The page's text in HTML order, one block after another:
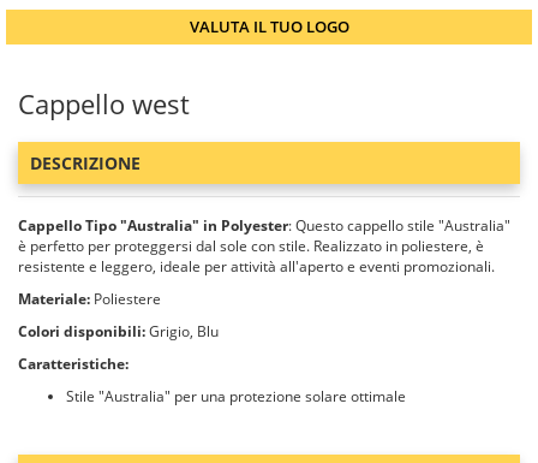
VALUTA IL TUO LOGO
Cappello west
DESCRIZIONE
Cappello Tipo "Australia" in Polyester: Questo cappello stile "Australia"
è perfetto per proteggersi dal sole con stile. Realizzato in poliestere, è
resistente e leggero, ideale per attività all'aperto e eventi promozionali.
Materiale: Poliestere
Colori disponibili:Grigio, Blu
Caratteristiche:
Stile "Australia" per una protezione solare ottimale